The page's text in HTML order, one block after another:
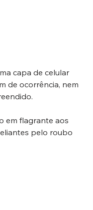
capa de celular
de ocorrência, nem
em flagrante aos
pelo roubo